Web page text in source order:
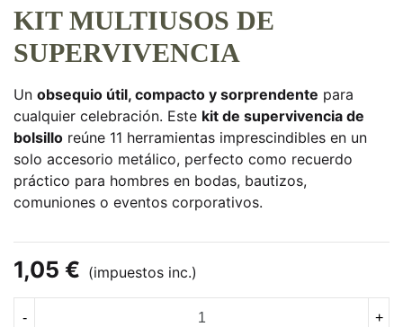
KIT MULTIUSOS DE
SUPERVIVENCIA
Un obsequio útil, compacto y sorprendente para
cualquier celebración. Este kit de supervivencia de
bolsillo reúne 11 herramientas imprescindibles en un
solo accesorio metálico, perfecto como recuerdo
práctico para hombres en bodas, bautizos,
comuniones o eventos corporativos.
1,05 € (impuestos inc.)
- +